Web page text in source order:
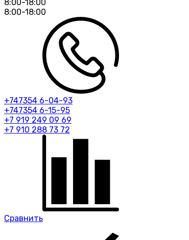
8:00-18:00
8:00-18:00
+747354 6-04-93
+747354 6-15-95
+7 919 249 09 69
+7 910 288 73 72
Сравнить